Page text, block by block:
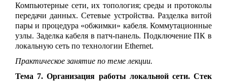
Компьютерные сети, их топология; среды и протоколы
передачи данных. Сетевые устройства. Разделка витой
пары и процедура «обжимки» кабеля. Коммутационные
узлы. Заделка кабеля в патч-панель. Подключение ПК в
локальную сеть по технологии Ethernet.
Практическое занятие по теме лекции.
Тема 7. Организация работы локальной сети. Стек